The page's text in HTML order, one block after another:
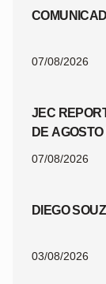
07/08/2026
JEC
DE
07/08/2026
DIEGO
03/08/2026